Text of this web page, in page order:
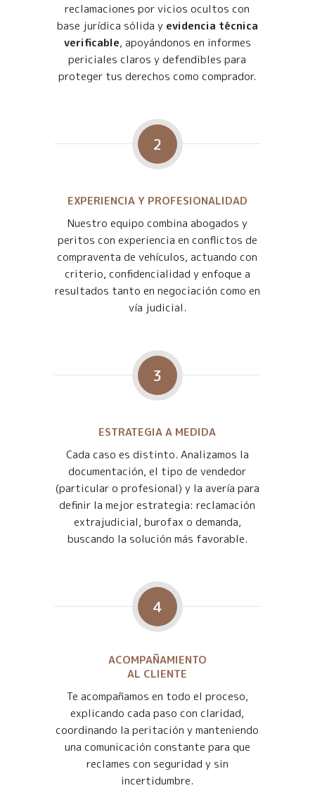
reclamaciones por vicios ocultos con
base jurídica sólida y evidencia técnica
verificable, apoyándonos en informes
periciales claros y defendibles para
proteger tus derechos como comprador.
2
EXPERIENCIA Y PROFESIONALIDAD
Nuestro equipo combina abogados y
peritos con experiencia en conflictos de
compraventa de vehículos, actuando con
criterio, confidencialidad y enfoque a
resultados tanto en negociación como en
vía judicial.
3
ESTRATEGIA A MEDIDA
Cada caso es distinto. Analizamos la
documentación, el tipo de vendedor
(particular o profesional) y la avería para
definir la mejor estrategia: reclamación
extrajudicial, burofax o demanda,
buscando la solución más favorable.
4
ACOMPAÑAMIENTO
AL CLIENTE
Te acompañamos en todo el proceso,
explicando cada paso con claridad,
coordinando la peritación y manteniendo
una comunicación constante para que
reclames con seguridad y sin
incertidumbre.